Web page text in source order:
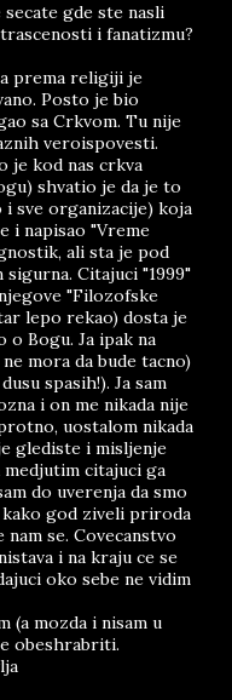
gde ste nasli
i fanatizmu?
prema religiji je
Posto je bio
sa Crkvom. Tu nije
veroispovesti.
je kod nas crkva
shvatio je da je to
i sve organizacije) koja
i napisao "Vreme
ali sta je pod
Citajuci "1999"
"Filozofske
lepo rekao) dosta je
o Bogu. Ja ipak na
mora da bude tacno)
spasih!). Ja sam
i on me nikada nije
uostalom nikada
glediste i misljenje
medjutim citajuci ga
do uverenja da smo
god ziveli priroda
se. Covecanstvo
i na kraju ce se
oko sebe ne vidim
(a mozda i nisam u
obeshrabriti.